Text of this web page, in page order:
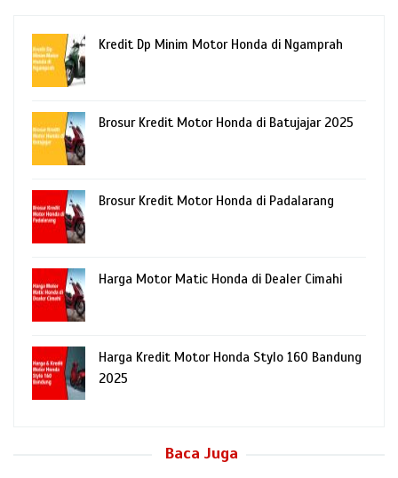
Kredit Dp Minim Motor Honda di Ngamprah
Brosur Kredit Motor Honda di Batujajar 2025
Brosur Kredit Motor Honda di Padalarang
Harga Motor Matic Honda di Dealer Cimahi
Harga Kredit Motor Honda Stylo 160 Bandung
2025
Baca Juga